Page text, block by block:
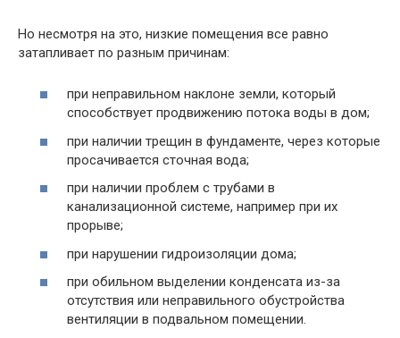
Но несмотря на это, низкие помещения все равно
затапливает по разным причинам:
при неправильном наклоне земли, который
способствует продвижению потока воды в дом;
при наличии трещин в фундаменте, через которые
просачивается сточная вода;
при наличии проблем с трубами в
канализационной системе, например при их
прорыве;
при нарушении гидроизоляции дома;
при обильном выделении конденсата из-за
отсутствия или неправильного обустройства
вентиляции в подвальном помещении.